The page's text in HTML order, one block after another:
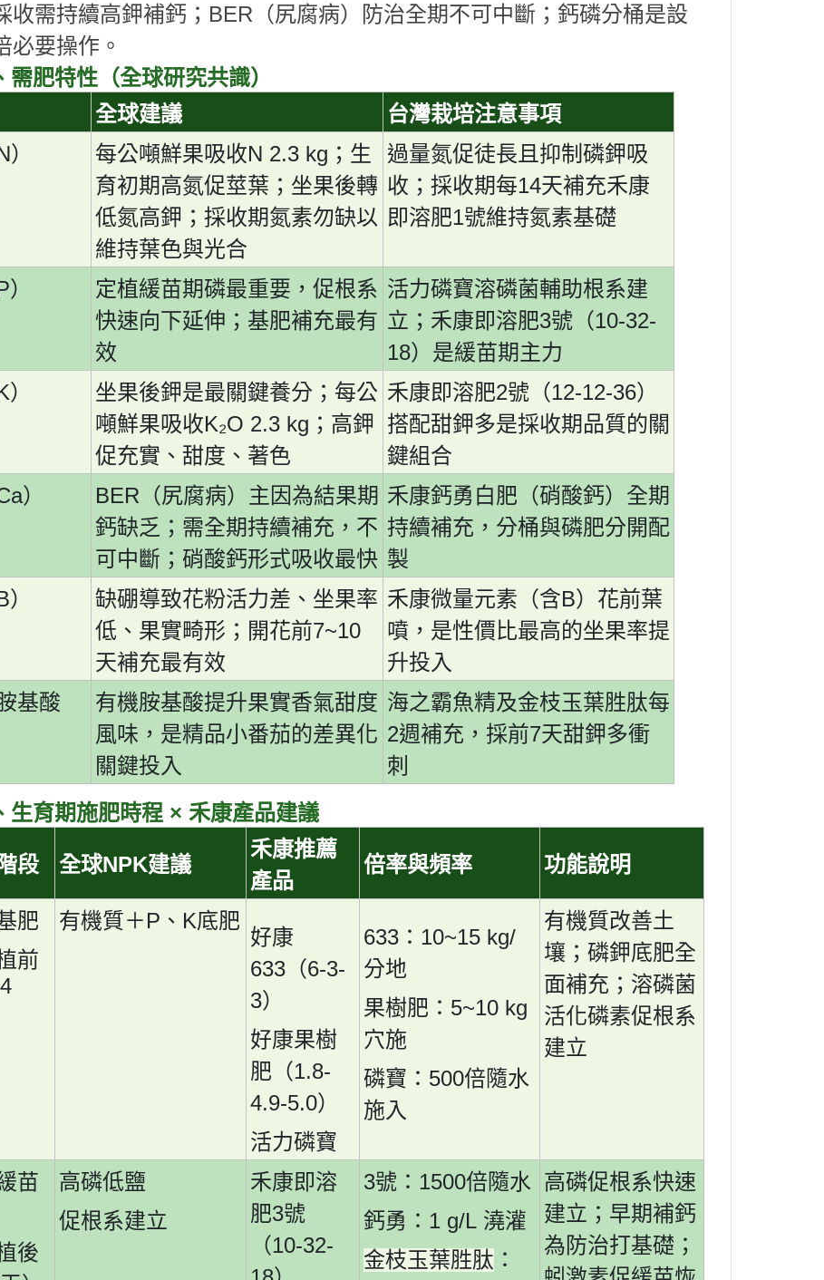
收需持續高鉀補鈣； BER （尻腐病）防治全期不可中斷；鈣磷分桶是設
必要操作。
需肥特性（全球研究共識）
全球建議
台灣栽培注意事項
） 每公噸鮮果吸收N 2.3 kg ；生
育初期高氮促莖葉；坐果後轉
低氮高鉀；採收期氮素勿缺以
維持葉色與光合
過量氮促徒長且抑制磷鉀吸
收；採收期每14天補充禾康
即溶肥1號維持氮素基礎
）
定植緩苗期磷最重要，促根系
快速向下延伸；基肥補充最有
效
活力磷寶溶磷菌輔助根系建
立；禾康即溶肥3號（10-32-
18）是緩苗期主力
）
坐果後鉀是最關鍵養分；每公
噸鮮果吸收K₂O 2.3 kg ；高鉀
促充實、甜度、著色
禾康即溶肥2號（12-12-36）
搭配甜鉀多是採收期品質的關
鍵組合
） BER （尻腐病）主因為結果期
鈣缺乏；需全期持續補充，不
可中斷；硝酸鈣形式吸收最快
禾康鈣勇白肥（硝酸鈣）全期
持續補充，分桶與磷肥分開配
製
）
缺硼導致花粉活力差、坐果率
低、果實畸形；開花前7~10
天補充最有效
禾康微量元素（含B）花前葉
噴，是性價比最高的坐果率提
升投入
基酸
有機胺基酸提升果實香氣甜度
風味，是精品小番茄的差異化
關鍵投入
海之霸魚精及金枝玉葉胜肽每
2週補充，採前7天甜鉀多衝
刺
生育期施肥時程 × 禾康產品建議
段 全球NPK建議
禾康推薦
產品
倍率與頻率 功能說明
肥
前
有機質＋P 、 K底肥
好康
633 （6-3-
3）
好康果樹
肥（1.8-
4.9-5.0）
活力磷寶
633 ： 10~15 kg/
分地
果樹肥： 5~10 kg
穴施
磷寶： 500倍隨水
施入
有機質改善土
壤；磷鉀底肥全
面補充；溶磷菌
活化磷素促根系
建立
苗
後
高磷低鹽
促根系建立
禾康即溶
肥3號
（10-32-
3號： 1500倍隨水
鈣勇： 1 g/L 澆灌
金枝玉葉胜肽 ：
高磷促根系快速
建立；早期補鈣
為防治打基礎；